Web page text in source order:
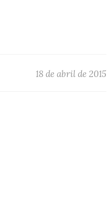
18 de abril de 2015